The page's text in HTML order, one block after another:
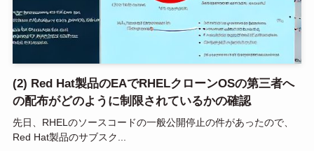
(2) Red Hat製品のEAでRHELクローンOSの第三者へ
の配布がどのように制限されているかの確認
先日、RHELのソースコードの一般公開停止の件があったので、
Red Hat製品のサブスク...